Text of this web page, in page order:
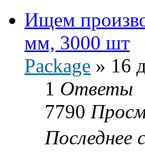
Ищем
мм, 3000 шт
Package » 16
1 Ответы
7790
Последнее